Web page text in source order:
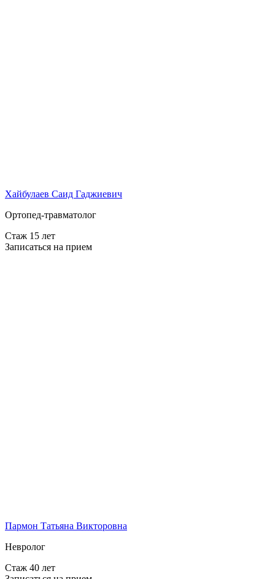
Хайбулаев Саид Гаджиевич
Ортопед-травматолог
Стаж 15 лет
Записаться на прием
Пармон Татьяна Викторовна
Невролог
Стаж 40 лет